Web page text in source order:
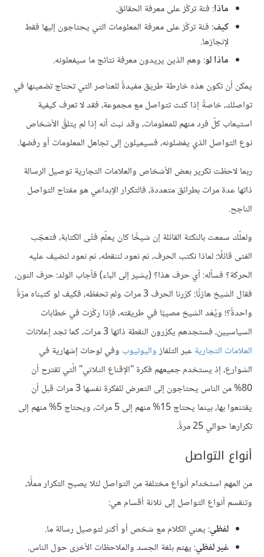
ماذا: فئة تركّز على معرفة الحقائق.
كيف: فئة تركّز على معرفة المعلومات التي يحتاجون إليها فقط
لإنجازها.
ماذا لو: وهم الذين يريدون معرفة نتائج ما سيفعلونه.
يمكن أن تكون هذه خارطة طريق مفيدةً للعناصر التي تحتاج تضمينها في
تواصلك، خاصةً إذا كنت تتواصل مع مجموعة، فقد لا تعرف كيفية
استيعاب كلّ فرد منهم للمعلومات، وقد ثبت أنه إذا لم يتلقَّ الأشخاص
نوع التواصل الذي يفضلونه، فسيميلون إلى تجاهل المعلومات أو رفضها.
ربما لاحظت تكرير بعض الأشخاص والعلامات التجارية توصيل الرسالة
ذاتها عدة مرات بطرائق متعددة، فالتكرار الإبداعي هو مفتاح التواصل
الناجح.
ولعلّك سمعت بالنكتة القائلة إن شيخًا كان يعلّم فتًى الكتابة، فتعجّب
الفتى قائلًا: لماذا نكتب الحرف، ثم نعود لننقطه، ثم نعود لنضيف عليه
الحركة؟ فسأله: أي حرف هذا؟ (يشير إلى الباء) فأجاب الولد: حرف النون،
فقال الشيخ هازئًا: كرّرنا الحرف 3 مرات ولم تحفظه، فكيف لو كتبناه مرّةً
واحدةً؟! ويُعَد الشيخ مصيبًا في طريقته، فإذا ركّزت في خطابات
السياسيين، فستجدهم يكرّرون النقطة ذاتها 3 مرات، كما تجد إعلانات
العلامات التجاريةعبر التلفازواليوتيوب وفي لوحات إشهارية في
الشوارع، إذ يستخدم جميعهم فكرة "الإقناع الثلاثي" الّتي تقترح أن
80% من الناس يحتاجون إلى التعرض للفكرة نفسها 3 مرات قبل أن
يقتنعوا بها، بينما يحتاج 15% منهم إلى 5 مرات، ويحتاج 5% منهم إلى
تكرارها حوالي 25 مرةً.
أنواع التواصل
من المهم استخدام أنواع مختلفة من التواصل لئلا يصبح التكرار مملًّا،
وتنقسم أنواع التواصل إلى ثلاثة أقسام هي:
لفظي: يعني الكلام مع شخص أو أكثر لتوصيل رسالة ما.
غير لفظي: يهتم بلغة الجسد والملاحظات الأخرى حول الناس.